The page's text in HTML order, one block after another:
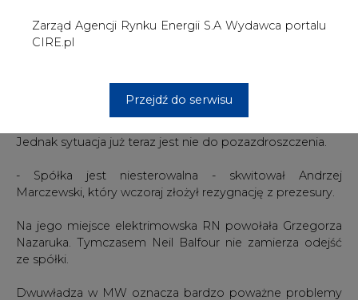
Zarząd Agencji Rynku Energii S.A Wydawca portalu
CIRE.pl
Przejdź do serwisu
inwestycyjne. Gdyby do tego doszło, to nie jest
wykluczona fuzja MW z Elektrimem Megadex.
prostu tragiczne w skutkach - mówi nasz rozmówca.
Jednak sytuacja już teraz jest nie do pozazdroszczenia.
- Spółka jest niesterowalna - skwitował Andrzej
Marczewski, który wczoraj złożył rezygnację z prezesury.
Na jego miejsce elektrimowska RN powołała Grzegorza
Nazaruka. Tymczasem Neil Balfour nie zamierza odejść
ze spółki.
Dwuwładza w MW oznacza bardzo poważne problemy